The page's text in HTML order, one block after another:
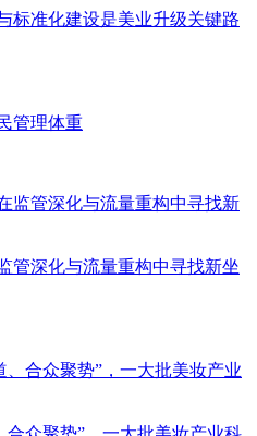
标准化建设是美业升级关键路
管理体重
管深化与流量重构中寻找新坐